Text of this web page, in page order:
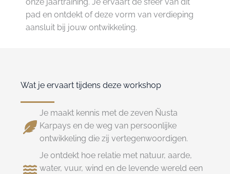
onze jaartraining. Je ervaart de sfeer van dit
pad en ontdekt of deze vorm van verdieping
aansluit bij jouw ontwikkeling.
Wat je ervaart tijdens deze workshop
Je maakt kennis met de zeven Ñusta
Karpays en de weg van persoonlijke
ontwikkeling die zij vertegenwoordigen.
Je ontdekt hoe relatie met natuur, aarde,
water, vuur, wind en de levende wereld een